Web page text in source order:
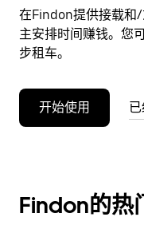
在Findon提供接载和
主安排时间赚钱。您
步租车。
开始使用
Findon的热